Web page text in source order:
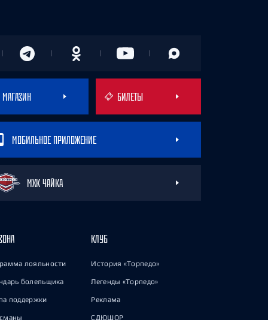
МАГАЗИН БИЛЕТЫ
МОБИЛЬНОЕ ПРИЛОЖЕНИЕ
МХК ЧАЙКА
лояльности
болельщика
поддержки
КЛУБ
История «Торпедо»
Легенды «Торпедо»
Реклама
СДЮШОР